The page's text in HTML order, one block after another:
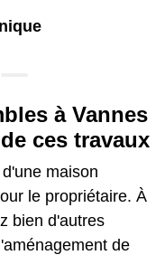
à Vannes
ces travaux
d'une maison
le propriétaire. À
bien d'autres
de